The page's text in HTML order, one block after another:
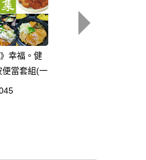
幸福。健
便當套組(一
風味)